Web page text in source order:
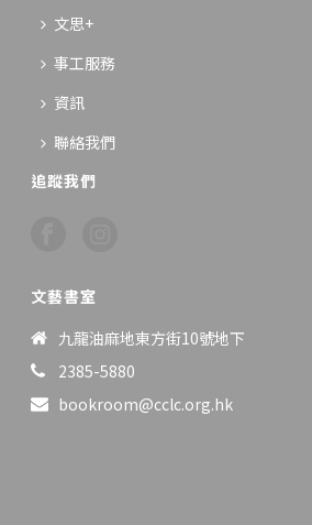
文思+
事工服務
資訊
聯絡我們
追蹤我們
文藝書室
九龍油麻地東方街10號地下
2385-5880
bookroom@cclc.org.hk